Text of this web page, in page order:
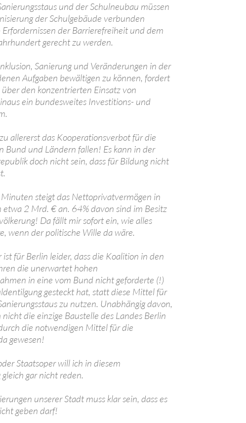
und der Schulneubau müssen
der Schulgebäude verbunden
der Barrierefreiheit und dem
gerecht zu werden.
Sanierung und Veränderungen in der
Aufgaben bewältigen zu können, fordert
den konzentrierten Einsatz von
ein bundesweites Investitions- und
allererst das Kooperationsverbot für die
Bund und Ländern fallen! Es kann in der
doch nicht sein, dass für Bildung nicht
steigt das Nettoprivatvermögen in
2 Mrd. € an. 64% davon sind im Besitz
Da fällt mir sofort ein, wie alles
wenn der politische Wille da wäre.
für Berlin leider, dass die Koalition in den
die unerwartet hohen
in eine vom Bund nicht geforderte (!)
gesteckt hat, statt diese Mittel für
zu nutzen. Unabhängig davon,
nicht die einzige Baustelle des Landes Berlin
die notwendigen Mittel für die
gewesen!
Staatsoper will ich in diesem
gar nicht reden.
unserer Stadt muss klar sein, dass es
geben darf!